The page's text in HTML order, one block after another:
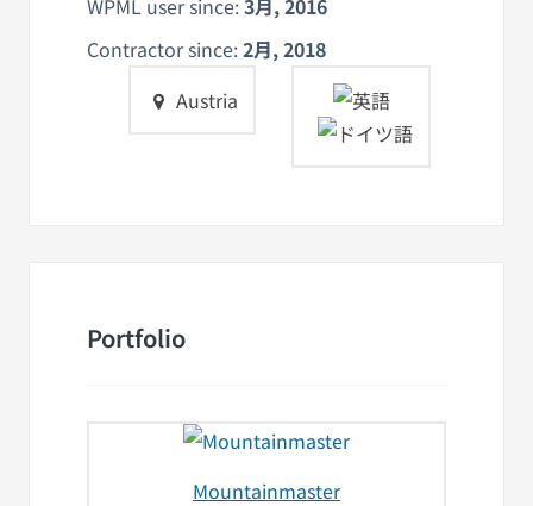
Contractor since:2月, 2018
Austria
Portfolio
Mountainmaster